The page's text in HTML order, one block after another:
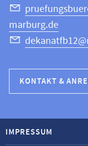
marburg.de
KONTAKT &
IMPRESSUM